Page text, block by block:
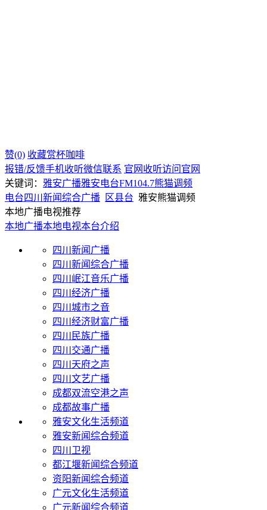
赞(0) 收藏赏杯咖啡
报错/反馈手机收听微信联系 官网收听访问官网
关键词： 雅安广播雅安电台FM104.7熊猫调频
电台四川 新闻综合广播 区县台 雅安熊猫调频
本地广播电视推荐
本地广播本地电视本台介绍
四川新闻广播
四川新闻综合广播
四川岷江音乐广播
四川经济广播
四川城市之音
四川经济财富广播
四川民族广播
四川交通广播
四川天府之声
四川文艺广播
成都双流空港之声
成都故事广播
雅安文化生活频道
雅安新闻综合频道
四川卫视
都江堰新闻综合频道
资阳新闻综合频道
广元文化生活频道
广元新闻综合频道